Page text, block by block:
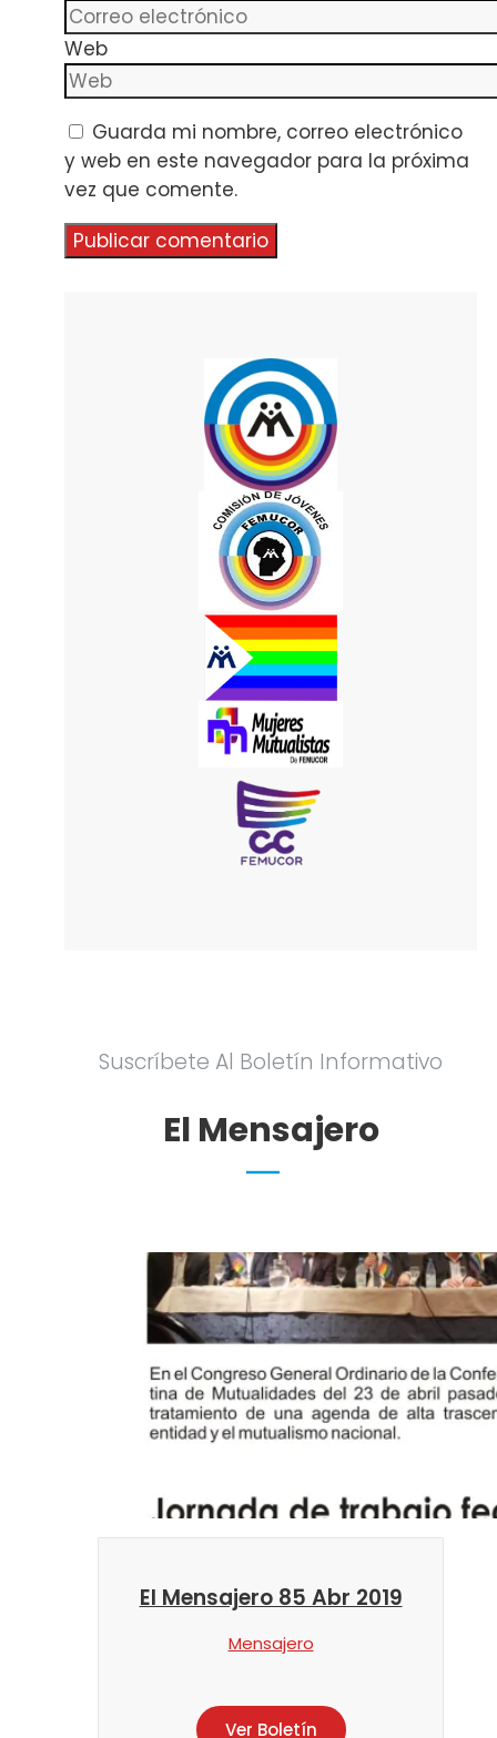
Web
Guarda mi nombre, correo electrónico
y web en este navegador para la próxima
vez que comente.
Suscríbete Al Boletín Informativo
El Mensajero
El Mensajero 85 Abr 2019
Mensajero
Ver Boletín